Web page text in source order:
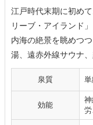
江戸時代末期に初め
リーブ・アイランド
内海の絶景を眺めつ
湯、遠赤外線サウナ
泉質
効能